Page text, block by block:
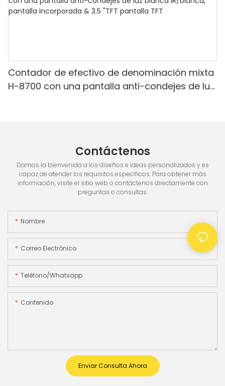
Contador de efectivo de denominación mixta
H-8700 con una pantalla anti-condejes de luz
Contáctenos
Damos la bienvenida a los diseños e ideas personalizados y es
capaz de atender los requisitos específicos. Para obtener más
información, visite el sitio web o contáctenos directamente con
preguntas o consultas.
Nombre
Correo Electrónico
Teléfono/whatsapp
Contenido
Enviar Consulta Ahora